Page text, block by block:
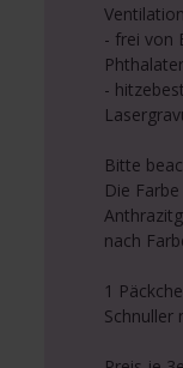
- frei von
-
Bitte
Die
nach
1
Schnuller